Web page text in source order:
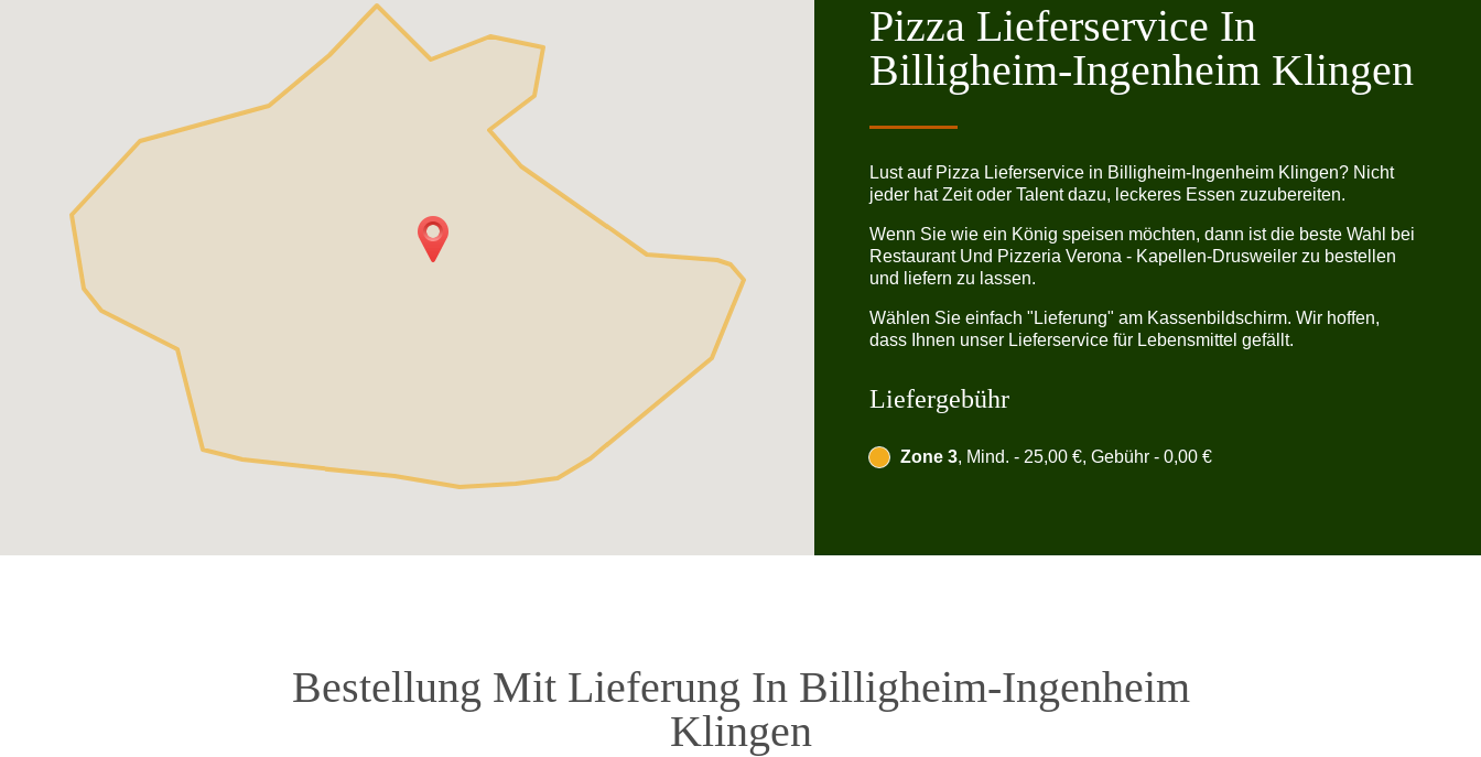
Pizza Lieferservice In
Billigheim-Ingenheim Klingen
Lust auf Pizza Lieferservice in Billigheim-Ingenheim Klingen? Nicht
jeder hat Zeit oder Talent dazu, leckeres Essen zuzubereiten.
Wenn Sie wie ein König speisen möchten, dann ist die beste Wahl bei
Restaurant Und Pizzeria Verona - Kapellen-Drusweiler zu bestellen
und liefern zu lassen.
Wählen Sie einfach "Lieferung" am Kassenbildschirm. Wir hoffen,
dass Ihnen unser Lieferservice für Lebensmittel gefällt.
Liefergebühr
Zone 3, Mind. - 25,00 €, Gebühr - 0,00 €
Bestellung Mit Lieferung In Billigheim-Ingenheim
Klingen